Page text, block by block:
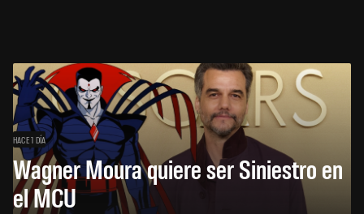
HACE 1 DÍA
Wagner Moura quiere ser Siniestro en
el MCU